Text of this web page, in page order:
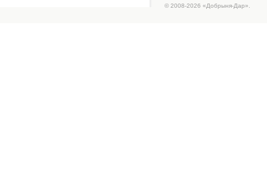
© 2008-2026 «Добрыня-Дар».